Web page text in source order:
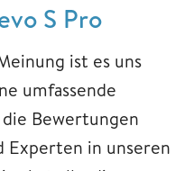
S Pro
ist es uns
umfassende
Bewertungen
Experten in unseren